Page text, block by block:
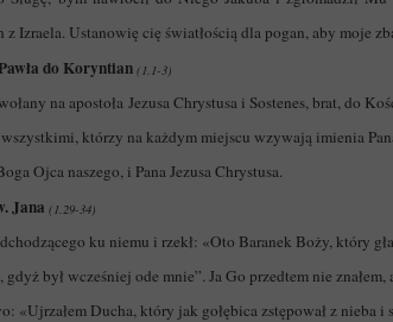
z Izraela. Ustanowię cię światłością dla pogan, aby moje
do Koryntian (1.1-3)
na apostoła Jezusa Chrystusa i Sostenes, brat, do
którzy na każdym miejscu wzywają imienia
Ojca naszego, i Pana Jezusa Chrystusa.
Jana (1.29-34)
ku niemu i rzekł: «Oto Baranek Boży, który
gdyż był wcześniej ode mnie”. Ja Go przedtem nie
«Ujrzałem Ducha, który jak gołębica zstępował z nieba